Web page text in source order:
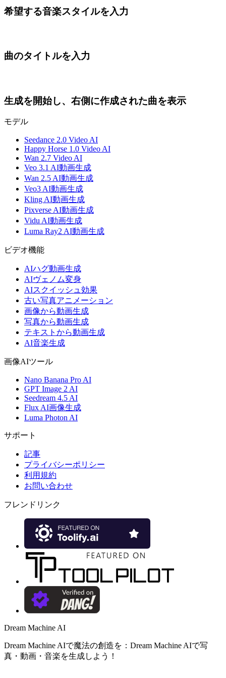
希望する音楽スタイルを入力
曲のタイトルを入力
生成を開始し、右側に作成された曲を表示
モデル
Seedance 2.0 Video AI
Happy Horse 1.0 Video AI
Wan 2.7 Video AI
Veo 3.1 AI動画生成
Wan 2.5 AI動画生成
Veo3 AI動画生成
Kling AI動画生成
Pixverse AI動画生成
Vidu AI動画生成
Luma Ray2 AI動画生成
ビデオ機能
AIハグ動画生成
AIヴェノム変身
AIスクイッシュ効果
古い写真アニメーション
画像から動画生成
写真から動画生成
テキストから動画生成
AI音楽生成
画像AIツール
Nano Banana Pro AI
GPT Image 2 AI
Seedream 4.5 AI
Flux AI画像生成
Luma Photon AI
サポート
記事
プライバシーポリシー
利用規約
お問い合わせ
フレンドリンク
Dream Machine AI
Dream Machine AIで魔法の創造を：Dream Machine AIで写
真・動画・音楽を生成しよう！